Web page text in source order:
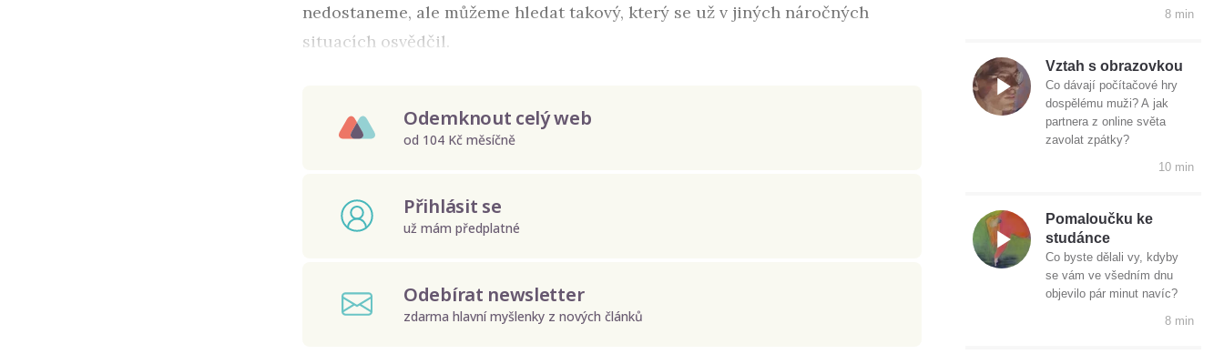
nedostaneme, ale můžeme hledat takový, který se už v jiných náročných
situacích osvědčil.
Odemknout celý web
od 104 Kč měsíčně
Přihlásit se
už mám předplatné
Odebírat newsletter
zdarma hlavní myšlenky z nových článků
8 min
Vztah s obrazovkou
Co dávají počítačové hry
dospělému muži? A jak
partnera z online světa
zavolat zpátky?
10 min
Pomaloučku ke
studánce
Co byste dělali vy, kdyby
se vám ve všedním dnu
objevilo pár minut navíc?
8 min